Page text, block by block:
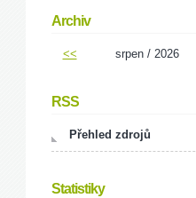
Archiv
<< srpen / 2026
RSS
Přehled zdrojů
Statistiky